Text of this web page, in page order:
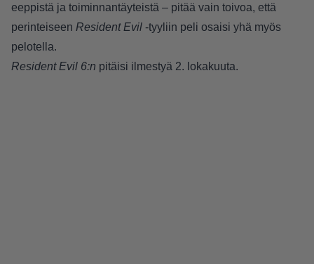
eeppistä ja toiminnantäyteistä – pitää vain toivoa, että
perinteiseen Resident Evil -tyyliin peli osaisi yhä myös
pelotella.
Resident Evil 6:n pitäisi ilmestyä 2. lokakuuta.